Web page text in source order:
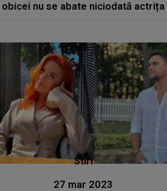
obicei nu se abate niciodată actrița
Stiri
27 mar 2023